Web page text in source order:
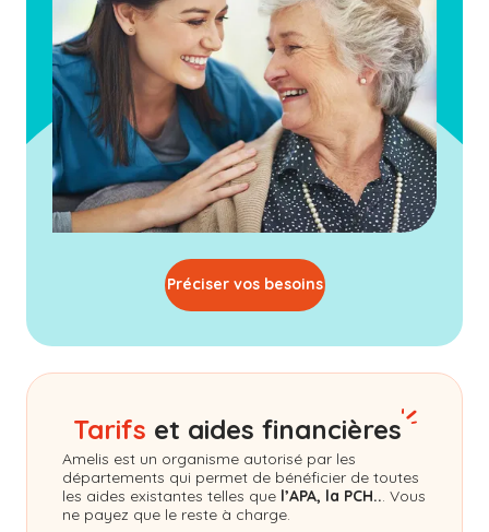
Préciser vos besoins
Tarifs et aides financières
Amelis est un organisme autorisé par les
départements qui permet de bénéficier de toutes
les aides existantes telles que l’APA, la PCH... Vous
ne payez que le reste à charge.